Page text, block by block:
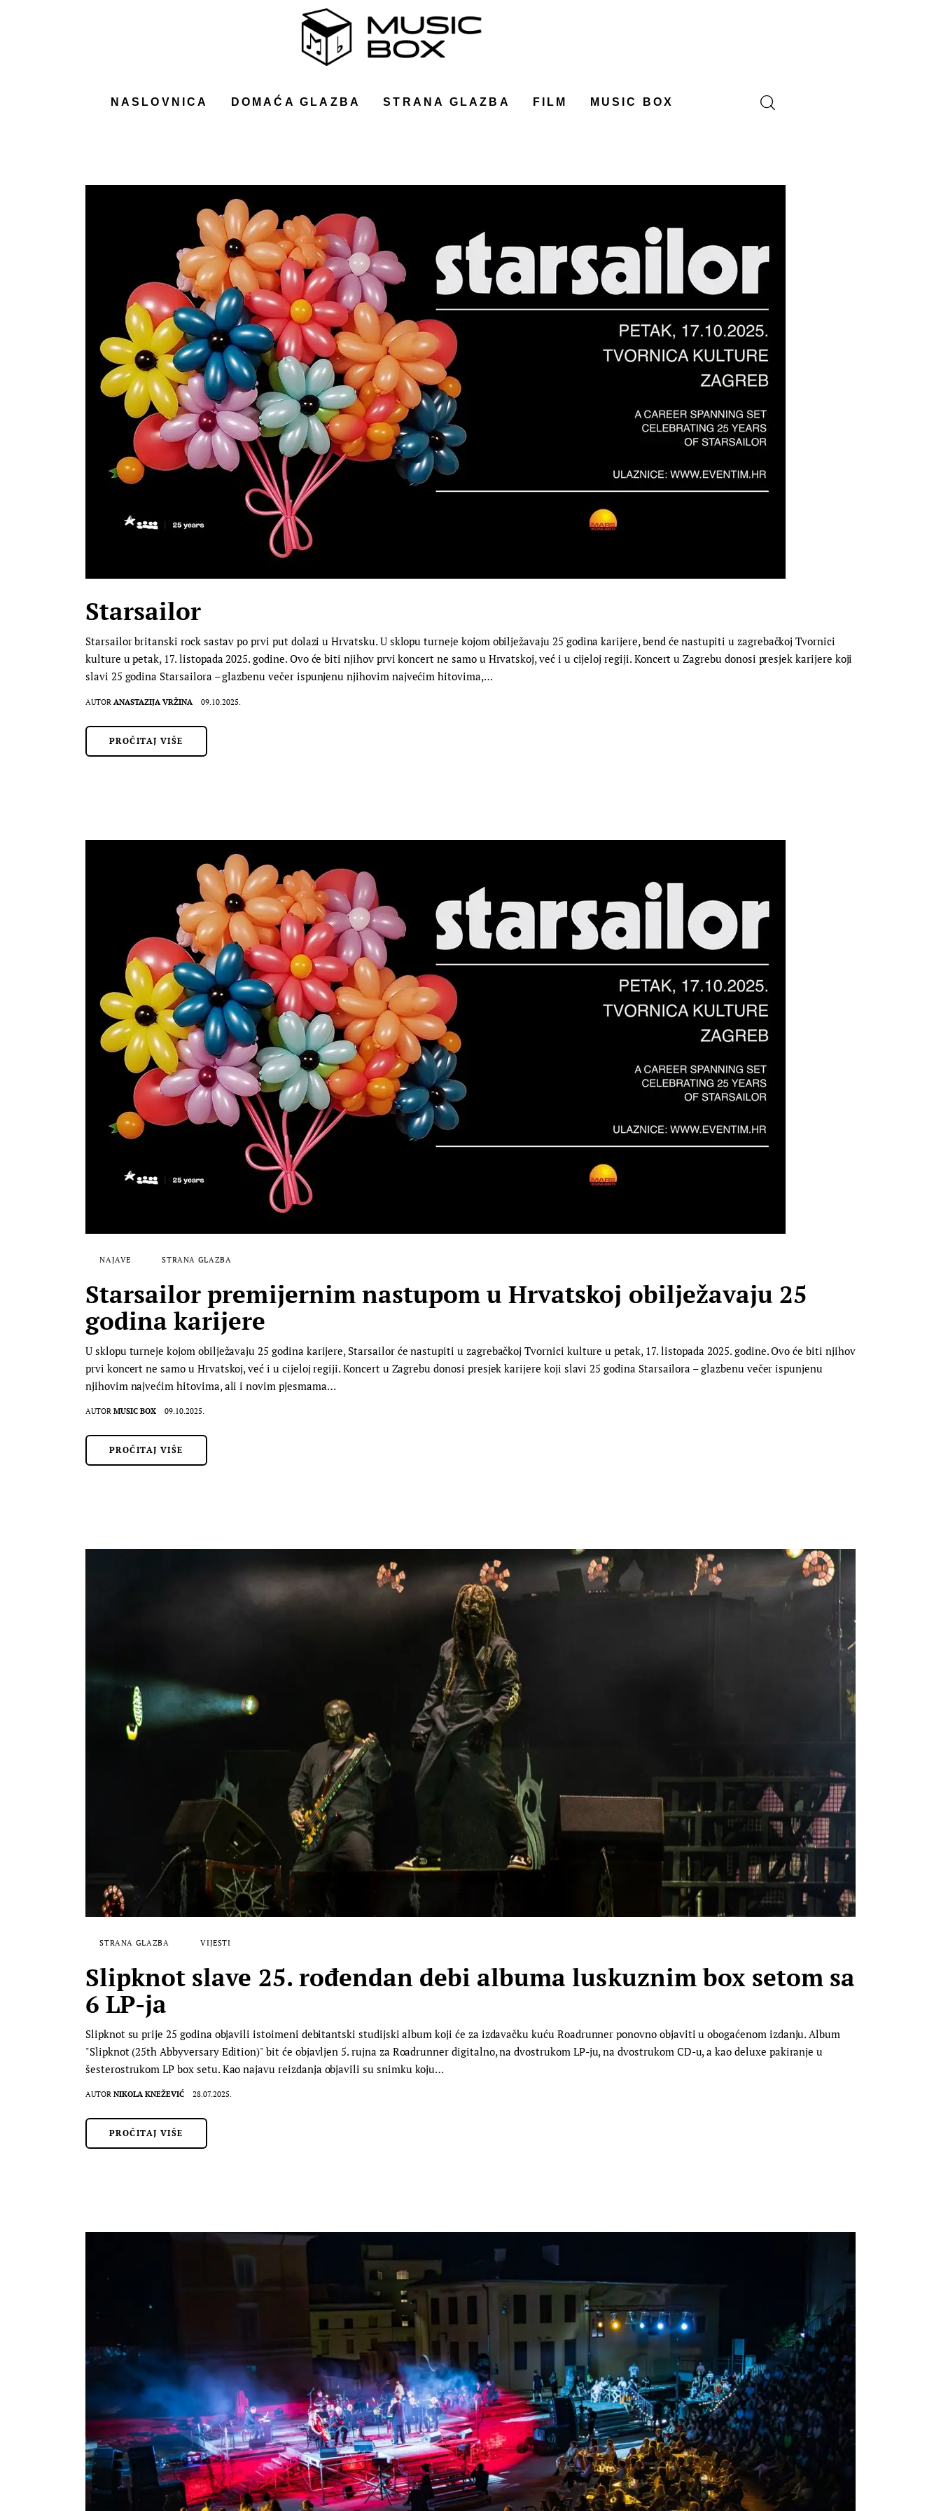
NASLOVNICA DOMAĆA GLAZBA STRANA GLAZBA FILM MUSIC BOX
Starsailor
Starsailor britanski rock sastav po prvi put dolazi u Hrvatsku. U sklopu turneje kojom obilježavaju 25 godina karijere, bend će nastupiti u zagrebačkoj Tvornici
kulture u petak, 17. listopada 2025. godine. Ovo će biti njihov prvi koncert ne samo u Hrvatskoj, već i u cijeloj regiji. Koncert u Zagrebu donosi presjek karijere koji
slavi 25 godina Starsailora – glazbenu večer ispunjenu njihovim najvećim hitovima,…
AUTOR ANASTAZIJA VRŽINA 09.10.2025.
PROČITAJ VIŠE
NAJAVE STRANA GLAZBA
Starsailor premijernim nastupom u Hrvatskoj obilježavaju 25
godina karijere
U sklopu turneje kojom obilježavaju 25 godina karijere, Starsailor će nastupiti u zagrebačkoj Tvornici kulture u petak, 17. listopada 2025. godine. Ovo će biti njihov
prvi koncert ne samo u Hrvatskoj, već i u cijeloj regiji. Koncert u Zagrebu donosi presjek karijere koji slavi 25 godina Starsailora – glazbenu večer ispunjenu
njihovim najvećim hitovima, ali i novim pjesmama…
AUTOR MUSIC BOX 09.10.2025.
PROČITAJ VIŠE
STRANA GLAZBA VIJESTI
Slipknot slave 25. rođendan debi albuma luskuznim box setom sa
6 LP-ja
Slipknot su prije 25 godina objavili istoimeni debitantski studijski album koji će za izdavačku kuću Roadrunner ponovno objaviti u obogaćenom izdanju. Album
"Slipknot (25th Abbyversary Edition)" bit će objavljen 5. rujna za Roadrunner digitalno, na dvostrukom LP-ju, na dvostrukom CD-u, a kao deluxe pakiranje u
šesterostrukom LP box setu. Kao najavu reizdanja objavili su snimku koju…
AUTOR NIKOLA KNEŽEVIĆ 28.07.2025.
PROČITAJ VIŠE